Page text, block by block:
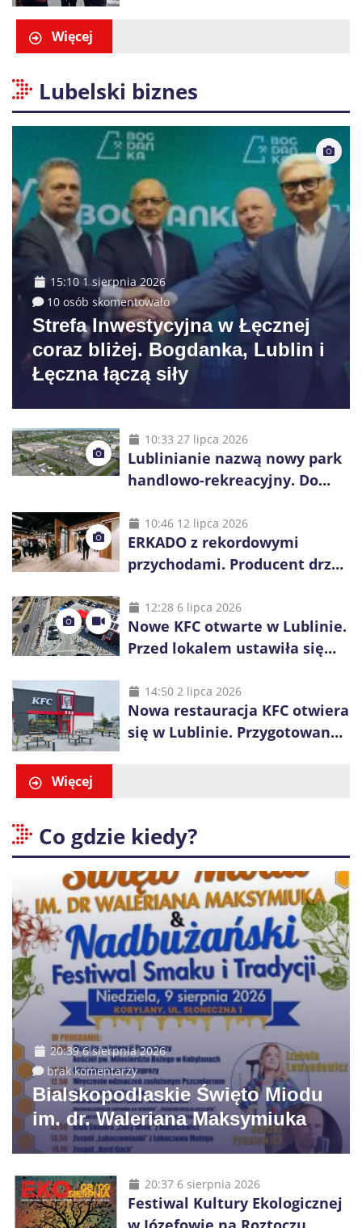
Więcej
Lubelski biznes
15:10 1 sierpnia 2026
10 osób skomentowało
Strefa Inwestycyjna w Łęcznej
coraz bliżej. Bogdanka, Lublin i
Łęczna łączą siły
10:33 27 lipca 2026
Lublinianie nazwą nowy park
handlowo-rekreacyjny. Do
10:46 12 lipca 2026
ERKADO z rekordowymi
przychodami. Producent drzwi
inwestycje
12:28 6 lipca 2026
Nowe KFC otwarte w Lublinie.
Przed lokalem ustawiła się
14:50 2 lipca 2026
Nowa restauracja KFC otwiera
się w Lublinie. Przygotowano
Więcej
Co gdzie kiedy?
20:39 6 sierpnia 2026
brak komentarzy
Bialskopodlaskie Święto Miodu
im. dr. Waleriana Maksymiuka
20:37 6 sierpnia 2026
Festiwal Kultury Ekologicznej